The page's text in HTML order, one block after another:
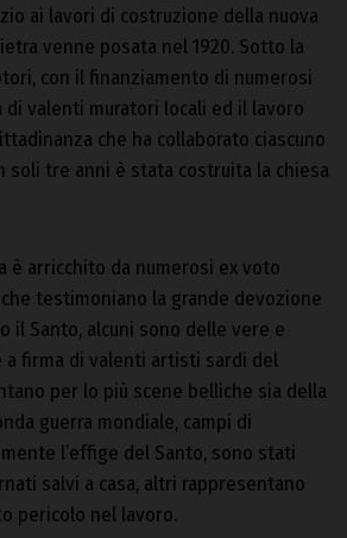
ai lavori di costruzione della nuova
venne posata nel 1920. Sotto la
con il finanziamento di numerosi
di valenti muratori locali ed il lavoro
che ha collaborato ciascuno
soli tre anni è stata costruita la chiesa
è arricchito da numerosi ex voto
testimoniano la grande devozione
il Santo, alcuni sono delle vere e
a firma di valenti artisti sardi del
per lo più scene belliche sia della
guerra mondiale, campi di
l’effige del Santo, sono stati
salvi a casa, altri rappresentano
pericolo nel lavoro.